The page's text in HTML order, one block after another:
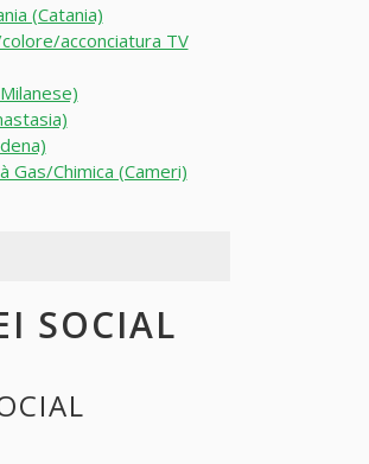
(Catania)
acconciatura TV
Gas/Chimica (Cameri)
SOCIAL